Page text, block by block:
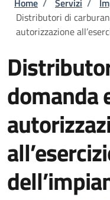
Home / Servizi /
Distributori di
autorizzazione
domanda